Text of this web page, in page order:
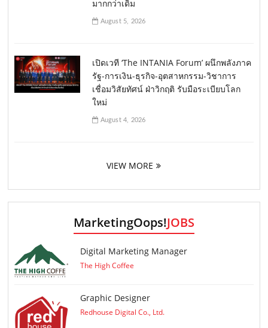
มากกว่าเดิม
August 5, 2026
เปิดเวที ‘The INTANIA Forum’ ผนึกพลังภาค
รัฐ-การเงิน-ธุรกิจ-อุตสาหกรรม-วิชาการ
เชื่อมวิสัยทัศน์ ฝ่าวิกฤติ รับมือระเบียบโลก
ใหม่
August 4, 2026
VIEW MORE
MarketingOops!JOBS
Digital Marketing Manager
The High Coffee
Graphic Designer
Redhouse Digital Co., Ltd.